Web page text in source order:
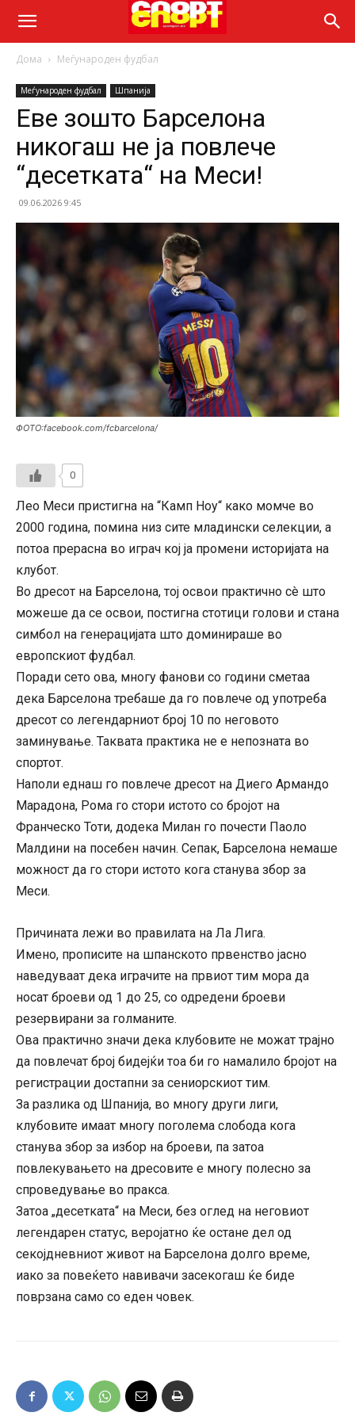
Дома Меѓународен фудбал
Меѓународен фудбал Шпанија
Еве зошто Барселона
никогаш не ја повлече
“десетката“ на Меси!
09.06.2026 9:45
ФОТО:facebook.com/fcbarcelona/
0
Лео Меси пристигна на “Камп Ноу“ како момче во
2000 година, помина низ сите младински селекции, а
потоа прерасна во играч кој ја промени историјата на
клубот.
Во дресот на Барселона, тој освои практично сè што
можеше да се освои, постигна стотици голови и стана
симбол на генерацијата што доминираше во
европскиот фудбал.
Поради сето ова, многу фанови со години сметаа
дека Барселона требаше да го повлече од употреба
дресот со легендарниот број 10 по неговото
заминување. Таквата практика не е непозната во
спортот.
Наполи еднаш го повлече дресот на Диего Армандо
Марадона, Рома го стори истото со бројот на
Франческо Тоти, додека Милан го почести Паоло
Малдини на посебен начин. Сепак, Барселона немаше
можност да го стори истото кога станува збор за
Меси.
Причината лежи во правилата на Ла Лига.
Имено, прописите на шпанското првенство јасно
наведуваат дека играчите на првиот тим мора да
носат броеви од 1 до 25, со одредени броеви
резервирани за голманите.
Ова практично значи дека клубовите не можат трајно
да повлечат број бидејќи тоа би го намалило бројот на
регистрации достапни за сениорскиот тим.
За разлика од Шпанија, во многу други лиги,
клубовите имаат многу поголема слобода кога
станува збор за избор на броеви, па затоа
повлекувањето на дресовите е многу полесно за
спроведување во пракса.
Затоа „десетката“ на Меси, без оглед на неговиот
легендарен статус, веројатно ќе остане дел од
секојдневниот живот на Барселона долго време,
иако за повеќето навивачи засекогаш ќе биде
поврзана само со еден човек.